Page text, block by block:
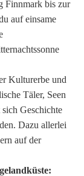
Finnmark bis zur
auf einsame
Kulturerbe und
Täler, Seen
Geschichte
Dazu allerlei
auf der